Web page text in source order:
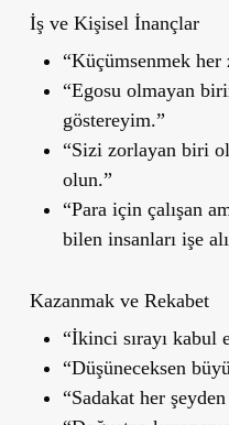
İş ve Kişisel İnançlar
“Küçümsenmek
“Egosu olmayan
göstereyim.”
“Sizi zorlayan biri
olun.”
“Para için çalışan
bilen insanları işe
Kazanmak ve Rekabet
“İkinci sırayı kabul
“Düşüneceksen
“Sadakat her